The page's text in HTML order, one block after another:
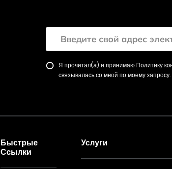
Я прочитал(а) и принимаю Политику
связывалась со мной по моему запросу.
Быстрые
Ссылки
Услуги